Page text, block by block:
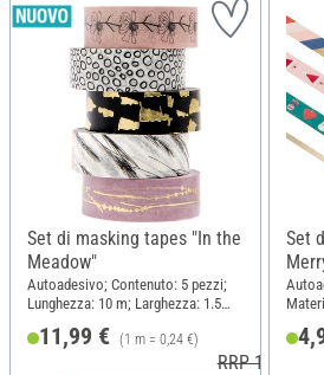
Set di masking tapes "In the
Meadow"
Autoadesivo; Contenuto: 5 pezzi;
Lunghezza: 10 m; Larghezza: 1.5
11,99 € (1 m = 0,24 €)
RRP 12,99 €
Set